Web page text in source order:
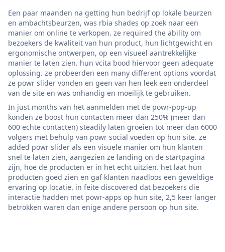
Een paar maanden na getting hun bedrijf op lokale beurzen
en ambachtsbeurzen, was rbia shades op zoek naar een
manier om online te verkopen. ze required the ability om
bezoekers de kwaliteit van hun product, hun lichtgewicht en
ergonomische ontwerpen, op een visueel aantrekkelijke
manier te laten zien. hun vcita bood hiervoor geen adequate
oplossing. ze probeerden een many different options voordat
ze powr slider vonden en geen van hen leek een onderdeel
van de site en was onhandig en moeilijk te gebruiken.
In just months van het aanmelden met de powr-pop-up
konden ze boost hun contacten meer dan 250% (meer dan
600 echte contacten) steadily laten groeien tot meer dan 6000
volgers met behulp van powr social voeden op hun site. ze
added powr slider als een visuele manier om hun klanten
snel te laten zien, aangezien ze landing on de startpagina
zijn, hoe de producten er in het echt uitzien. het laat hun
producten goed zien en gaf klanten naadloos een geweldige
ervaring op locatie. in feite discovered dat bezoekers die
interactie hadden met powr-apps op hun site, 2,5 keer langer
betrokken waren dan enige andere persoon op hun site.